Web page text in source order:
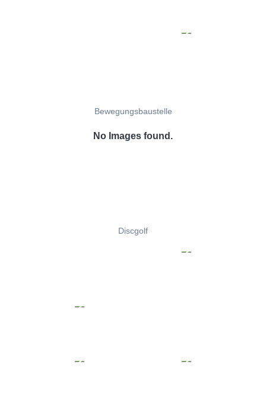
Bewegungsbaustelle
No Images found.
Discgolf